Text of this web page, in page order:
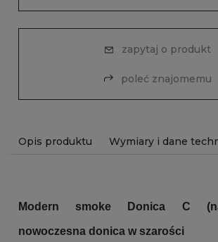
zapytaj o produkt
poleć znajomemu
Opis produktu Wymiary i dane
Modern smoke Donica C
nowoczesna donica w szarości